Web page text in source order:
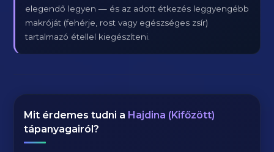
elegendő legyen — és az adott étkezés leggyengébb
makróját (fehérje, rost vagy egészséges zsír)
tartalmazó étellel kiegészíteni.
Mit érdemes tudni a Hajdina (Kifőzött)
tápanyagairól?